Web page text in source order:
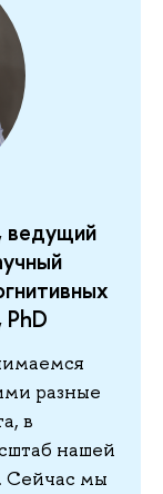
разные
в
нашей
Сейчас мы